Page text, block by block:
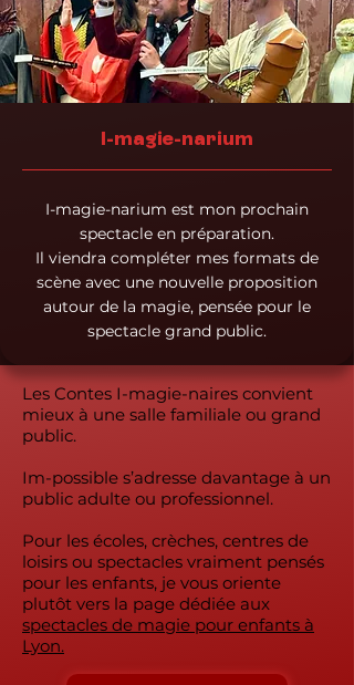
I-magie-narium
I-magie-narium est mon prochain
spectacle en préparation.
Il viendra compléter mes formats de
scène avec une nouvelle proposition
autour de la magie, pensée pour le
spectacle grand public.
Les Contes I-magie-naires convient
mieux à une salle familiale ou grand
public.
Im-possible s’adresse davantage à un
public adulte ou professionnel.
Pour les écoles, crèches, centres de
loisirs ou spectacles vraiment pensés
pour les enfants, je vous oriente
plutôt vers la page dédiée aux
spectacles de magie pour enfants à
Lyon.